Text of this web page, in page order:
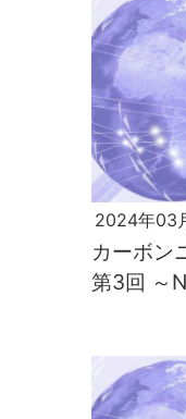
2024年03
カーボン
第3回 ～